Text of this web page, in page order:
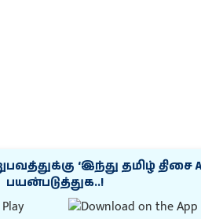
‘இந்து தமிழ் திசை
பயன்படுத்துக..!